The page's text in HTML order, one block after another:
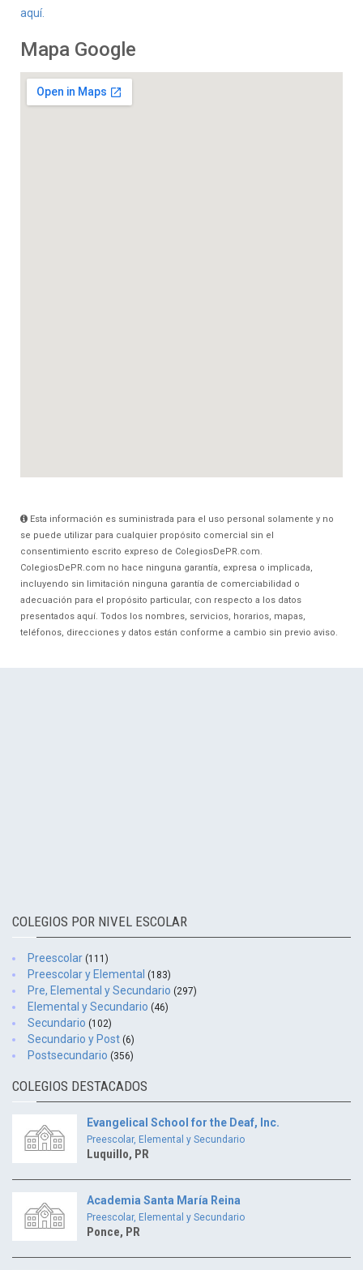
aquí.
Mapa Google
Esta información es suministrada para el uso personal solamente y no
se puede utilizar para cualquier propósito comercial sin el
consentimiento escrito expreso de ColegiosDePR.com.
ColegiosDePR.com no hace ninguna garantía, expresa o implicada,
incluyendo sin limitación ninguna garantía de comerciabilidad o
adecuación para el propósito particular, con respecto a los datos
presentados aquí. Todos los nombres, servicios, horarios, mapas,
teléfonos, direcciones y datos están conforme a cambio sin previo aviso.
COLEGIOS POR NIVEL ESCOLAR
Preescolar (111)
Preescolar y Elemental (183)
Pre, Elemental y Secundario (297)
Elemental y Secundario (46)
Secundario (102)
Secundario y Post (6)
Postsecundario (356)
COLEGIOS DESTACADOS
Evangelical School for the Deaf, Inc.
Preescolar, Elemental y Secundario
Luquillo, PR
Academia Santa María Reina
Preescolar, Elemental y Secundario
Ponce, PR